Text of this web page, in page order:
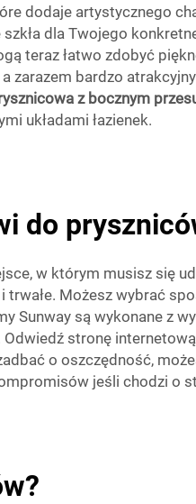
dodaje artystycznego
dla Twojego
teraz łatwo zdobyć
zarazem bardzo
z bocznym
układami łazienek.
do
w którym musisz się
Możesz wybrać
Sunway są wykonane z
stronę
o oszczędność,
jeśli chodzi o